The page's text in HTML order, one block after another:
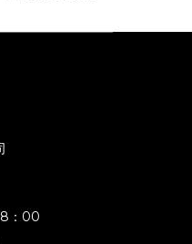
：00